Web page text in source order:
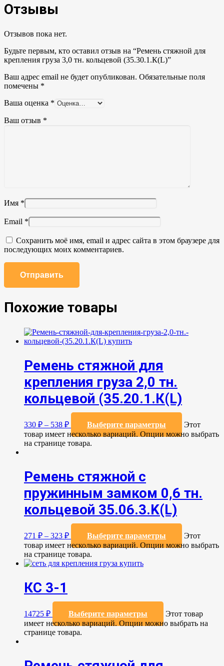
Отзывы
Отзывов пока нет.
Будьте первым, кто оставил отзыв на “Ремень стяжной для
крепления груза 3,0 тн. кольцевой (35.30.1.К(L)”
Ваш адрес email не будет опубликован. Обязательные поля
помечены *
Ваша оценка *
Ваш отзыв *
Имя *
Email *
Сохранить моё имя, email и адрес сайта в этом браузере для
последующих моих комментариев.
Похожие товары
Ремень стяжной для
крепления груза 2,0 тн.
кольцевой (35.20.1.К(L)
330 ₽ – 538 ₽ Выберите параметры
Этот
товар имеет несколько вариаций. Опции можно выбрать
на странице товара.
Ремень стяжной с
пружинным замком 0,6 тн.
кольцевой 35.06.3.K(L)
271 ₽ – 323 ₽ Выберите параметры
Этот
товар имеет несколько вариаций. Опции можно выбрать
на странице товара.
КС 3-1
14725 ₽ Выберите параметры
Этот товар
имеет несколько вариаций. Опции можно выбрать на
странице товара.